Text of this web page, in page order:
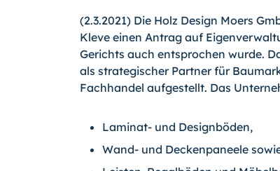
(2.3.2021) Die Holz Design Moers
Kleve einen Antrag auf
Gerichts auch entsprochen wurde.
als strategischer Partner für
Fachhandel aufgestellt. Das
Laminat- und Designböden,
Wand- und Deckenpaneele